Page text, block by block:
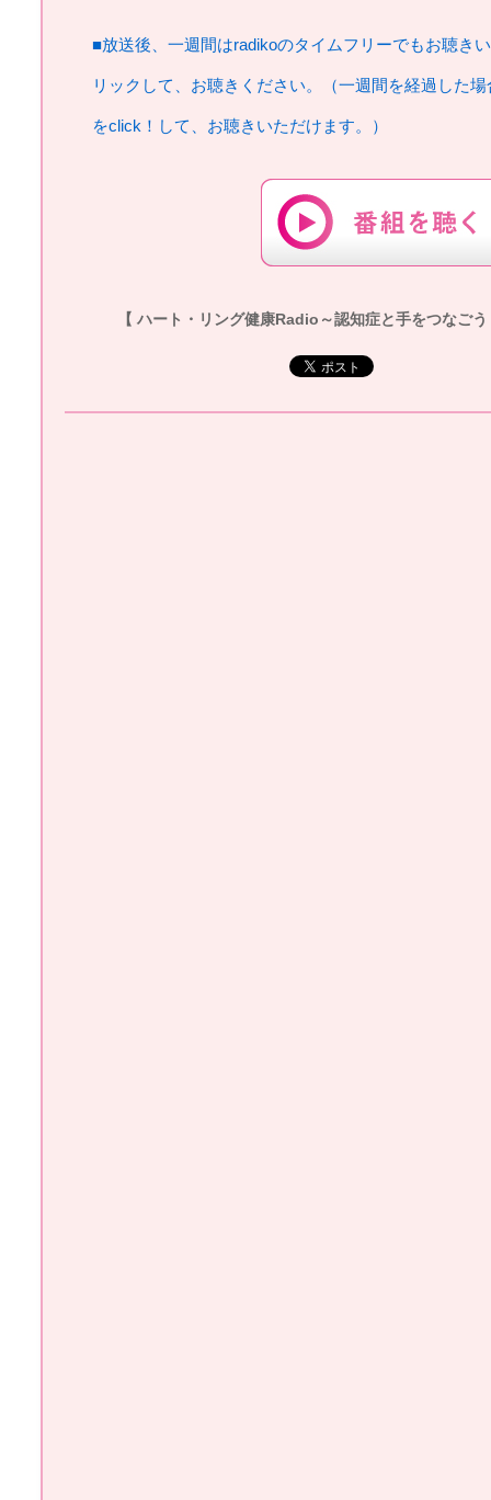
■放送後、一週間はradikoのタイムフリーでもお聴き
リックして、お聴きください。（一週間を経過した
をclick！して、お聴きいただけます。）
【 ハート・リング健康Radio～認知症と手をつなご